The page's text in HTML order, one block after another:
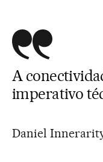
A
imperativo
Daniel